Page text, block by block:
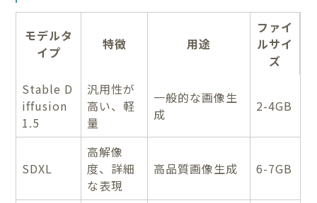
モデルタ
イプ
特徴 用途
ファイ
ルサイ
ズ
Stable D
iffusion
1.5
汎用性が
高い、軽
量
一般的な画像生
成
2-4GB
SDXL
高解像
度、詳細
な表現
高品質画像生成 6-7GB